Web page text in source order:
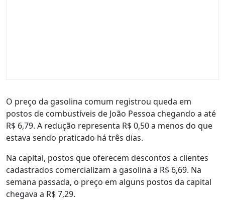
O preço da gasolina comum registrou queda em
postos de combustíveis de João Pessoa chegando a até
R$ 6,79. A redução representa R$ 0,50 a menos do que
estava sendo praticado há três dias.
Na capital, postos que oferecem descontos a clientes
cadastrados comercializam a gasolina a R$ 6,69. Na
semana passada, o preço em alguns postos da capital
chegava a R$ 7,29.